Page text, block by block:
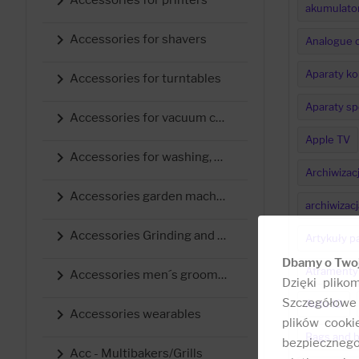
 Accessories for shavers
 Accessories for turntables
 Accessories for vacuum cleaners
 Accessories for washing, drying and ironing
 Accessories garden machines
 Accessories Grinding and Polishing
 Accessories men´s grooming
 Accessories wearables
 Acc - Multibakers/Grills
Analogue
Aparaty
Aparaty
Apple TV
Auto ID
Bags and
Dbamy o
Dzięki
plików